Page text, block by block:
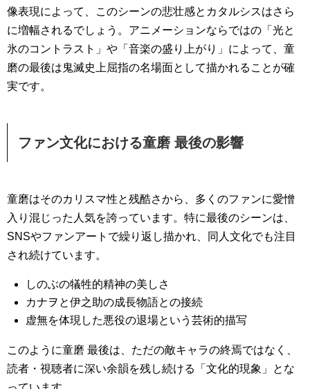
像表現によって、このシーンの悲壮感とカタルシスはさら
に増幅されるでしょう。アニメーションならではの「光と
氷のコントラスト」や「音楽の盛り上がり」によって、童
磨の最後は鬼滅史上屈指の名場面として描かれることが確
実です。
ファン文化における童磨 最後の影響
童磨はそのカリスマ性と残酷さから、多くのファンに愛憎
入り混じった人気を誇っています。特に最後のシーンは、
SNSやファンアートで繰り返し描かれ、同人文化でも注目
され続けています。
しのぶの犠牲的精神の美しさ
カナヲと伊之助の成長物語との接続
虚無を体現した悪役の退場という芸術的描写
このように童磨 最後は、ただの敵キャラの終焉ではなく、
読者・視聴者に深い余韻を残し続ける「文化的現象」とな